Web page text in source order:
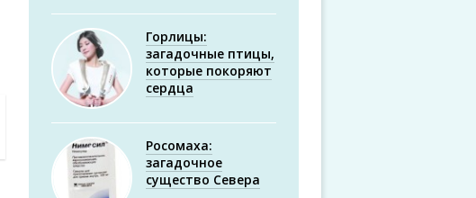
Горлицы:
загадочные птицы,
которые покоряют
сердца
Росомаха:
загадочное
существо Севера